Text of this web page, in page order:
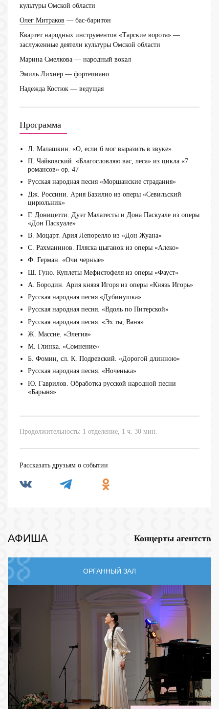
культуры Омской области
Олег Митраков — бас-баритон
Квартет народных инструментов «Тарские ворота» —
заслуженные деятели культуры Омской области
Марина Смелкова — народный вокал
Эмиль Лихнер — фортепиано
Надежда Костюк — ведущая
Программа
Л. Малашкин. «О, если б мог выразить в звуке»
П. Чайковский. «Благословляю вас, леса» из цикла «7
романсов» ор. 47
Русская народная песня «Моршанские страдания»
Дж. Россини. Ария Базилио из оперы «Севильский
цирюльник»
Г. Доницетти. Дуэт Малатесты и Дона Паскуале из оперы
«Дон Паскуале»
В. Моцарт. Ария Лепорелло из «Дон Жуана»
С. Рахманинов. Пляска цыганок из оперы «Алеко»
Ф. Герман. «Очи черные»
Ш. Гуно. Куплеты Мефистофеля из оперы «Фауст»
А. Бородин. Ария князя Игоря из оперы «Князь Игорь»
Русская народная песня «Дубинушка»
Русская народная песня. «Вдоль по Питерской»
Русская народная песня. «Эх ты, Ваня»
Ж. Массне. «Элегия»
М. Глинка. «Сомнение»
Б. Фомин, сл. К. Подревский. «Дорогой длинною»
Русская народная песня. «Ноченька»
Ю. Гаврилов. Обработка русской народной песни
«Барыня»
Продолжительность: 1 отделение, 1 ч. 30 мин.
Рассказать друзьям о событии
АФИША Концерты агентств
ОРГАННЫЙ ЗАЛ